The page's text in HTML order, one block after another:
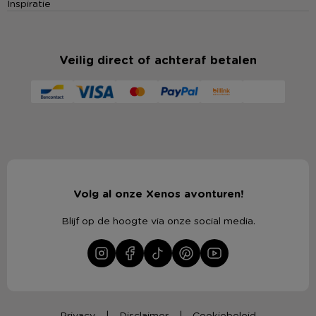
Inspiratie
Veilig direct of achteraf betalen
Volg al onze Xenos avonturen!
Blijf op de hoogte via onze social media.